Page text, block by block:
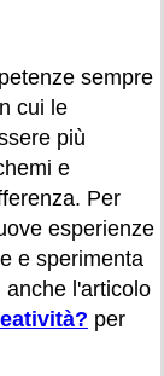
sempre
cui le
più
e
Per
esperienze
e sperimenta
l'articolo
per